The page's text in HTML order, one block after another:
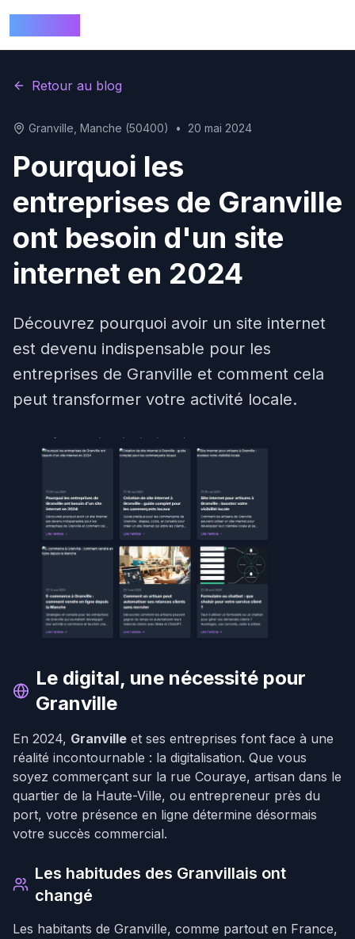
Retour au blog
Granville, Manche (50400) • 20 mai 2024
Pourquoi les
entreprises de Granville
ont besoin d'un site
internet en 2024
Découvrez pourquoi avoir un site internet
est devenu indispensable pour les
entreprises de Granville et comment cela
peut transformer votre activité locale.
Le digital, une nécessité pour
Granville
En 2024, Granville et ses entreprises font face à une
réalité incontournable : la digitalisation. Que vous
soyez commerçant sur la rue Couraye, artisan dans le
quartier de la Haute-Ville, ou entrepreneur près du
port, votre présence en ligne détermine désormais
votre succès commercial.
Les habitudes des Granvillais ont
changé
Les habitants de Granville, comme partout en France,